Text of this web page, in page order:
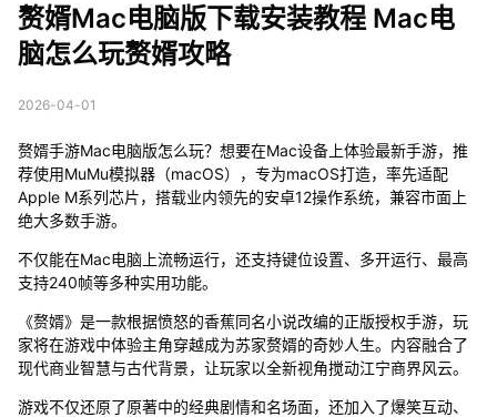
赘婿Mac电脑版下载安装教程 Mac电
脑怎么玩赘婿攻略
2026-04-01
赘婿手游Mac电脑版怎么玩？想要在Mac设备上体验最新手游，推
荐使用MuMu模拟器（macOS），专为macOS打造，率先适配
Apple M系列芯片，搭载业内领先的安卓12操作系统，兼容市面上
绝大多数手游。
不仅能在Mac电脑上流畅运行，还支持键位设置、多开运行、最高
支持240帧等多种实用功能。
《赘婿》是一款根据愤怒的香蕉同名小说改编的正版授权手游，玩
家将在游戏中体验主角穿越成为苏家赘婿的奇妙人生。内容融合了
现代商业智慧与古代背景，让玩家以全新视角搅动江宁商界风云。
游戏不仅还原了原著中的经典剧情和名场面，还加入了爆笑互动、